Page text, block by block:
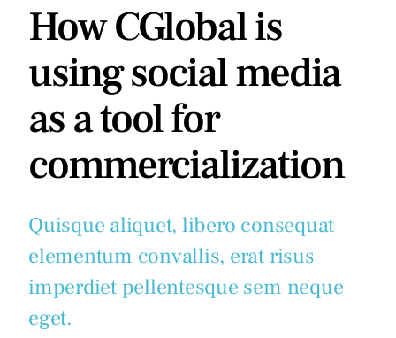
How CGlobal is
using social media
as a tool for
commercialization
Quisque aliquet, libero consequat
elementum convallis, erat risus
imperdiet pellentesque sem neque
eget.